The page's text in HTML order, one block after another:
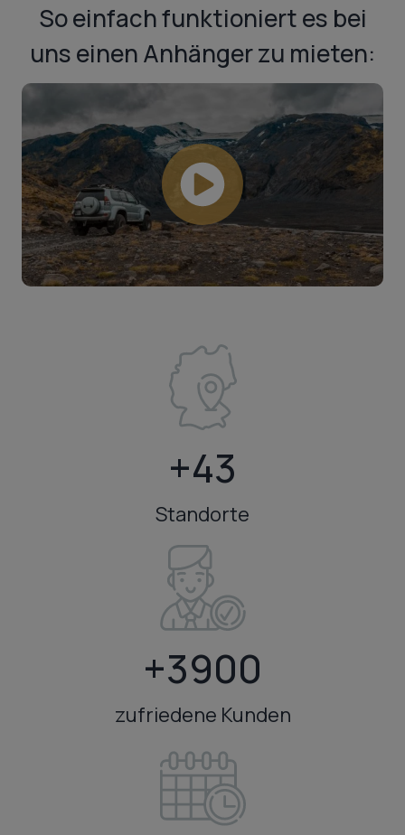
So einfach funktioniert es bei
uns einen Anhänger zu mieten:
+43
Standorte
+3900
zufriedene Kunden